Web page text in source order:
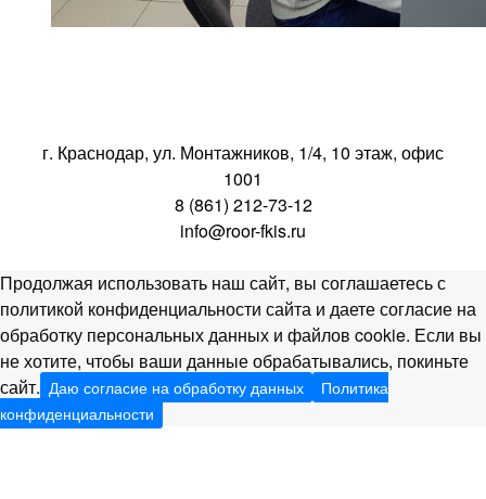
г. Краснодар, ул. Монтажников, 1/4, 10 этаж, офис
1001
8 (861) 212-73-12
info@roor-fkis.ru
Продолжая использовать наш сайт, вы соглашаетесь с
политикой конфиденциальности сайта и даете согласие на
обработку персональных данных и файлов cookie. Если вы
не хотите, чтобы ваши данные обрабатывались, покиньте
сайт. Даю согласие на обработку данных
Политика
конфиденциальности